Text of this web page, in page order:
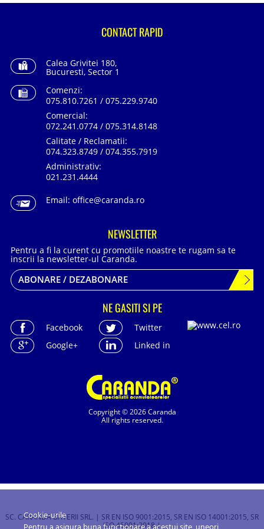
Copyright © 2026 Caranda
All rights reserved.
CONTACT RAPID
Calea Grivitei 180,
Bucuresti, Sector 1
Comenzi:
075.810.7261 / 075.229.9740
Comercial:
072.241.0774 / 075.314.8148
Calitate / Reclamatii:
074.323.8749 / 074.355.7919
Administrativ:
021.231.4444
Email: office@caranda.ro
NEWSLETTER
Pentru a fi la curent cu promotiile noastre te rugam sa te
inscrii la newsletter-ul Caranda.
ABONARE / DEZABONARE
NE GASITI SI PE
Facebook
Twitter
Google+
Linked in
SC. CARANDA BATERII SRL. | SR EN ISO 9001:2015, SR EN ISO 14001:2015, SR
ISO 45001:2018 |
Cookie-urile